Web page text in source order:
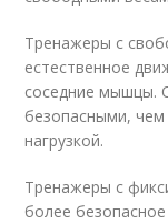
Тренажеры с
естественное
соседние мышцы.
безопасными,
нагрузкой.
Тренажеры с
более